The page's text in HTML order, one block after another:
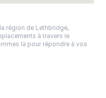
région de Lethbridge,
à travers le
là pour répondre à vos